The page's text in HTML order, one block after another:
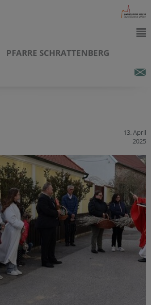
PFARRE SCHRATTENBERG
13. April
2025